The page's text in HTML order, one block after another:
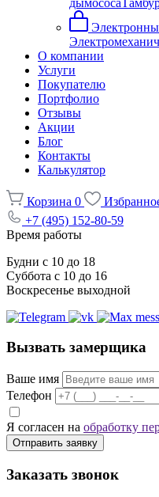
О компании
Услуги
Покупателю
Портфолио
Отзывы
Акции
Блог
Контакты
Калькулятор
Корзина 0
+7 (495) 152-80-59
Время работы
Будни с 10 до 18
Суббота с 10 до 16
Воскресенье выходной
Вызвать замерщика
Ваше имя
Телефон
Я согласен на обработку
Отправить заявку
Заказать звонок